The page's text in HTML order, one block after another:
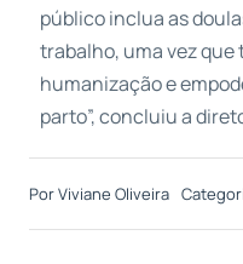
público inclua as
trabalho, uma vez que
humanização e
parto”, concluiu a
PorViviane Oliveira